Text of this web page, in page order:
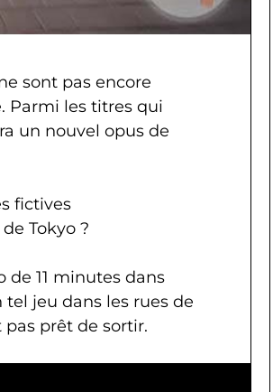
sont pas encore
Parmi les titres qui
un nouvel opus de
fictives
Tokyo ?
de 11 minutes dans
jeu dans les rues de
pas prêt de sortir.